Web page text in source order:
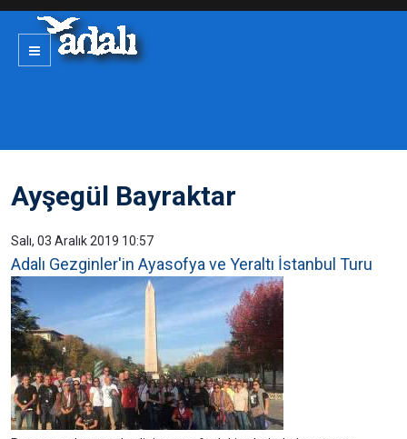
Ayşegül Bayraktar
Salı, 03 Aralık 2019 10:57
Adalı Gezginler'in Ayasofya ve Yeraltı İstanbul Turu